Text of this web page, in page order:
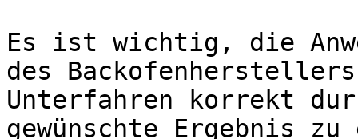
Es ist wichtig, die
des
Unterfahren korrekt